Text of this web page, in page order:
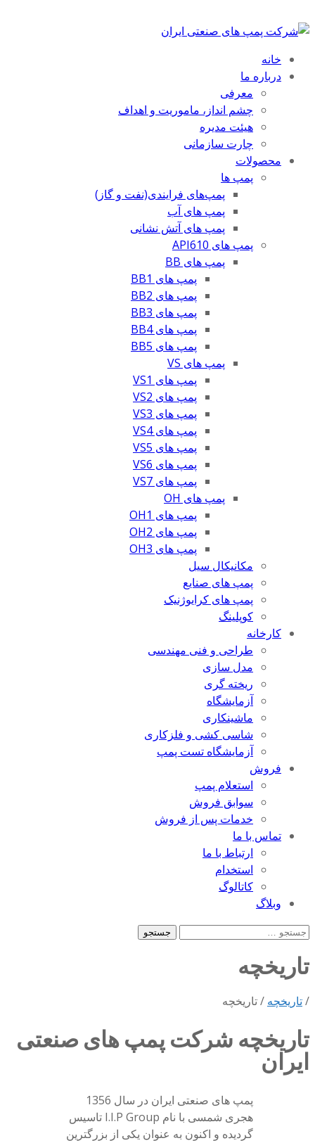
خانه
درباره ما
معرفی
چشم انداز، ماموریت و اهداف
هیئت مدیره
چارت سازمانی
محصولات
پمپ ها
پمپ‌های فرایندی(نفت و گاز)
پمپ های آب
پمپ های آتش نشانی
پمپ های API610
پمپ های BB
پمپ های BB1
پمپ های BB2
پمپ های BB3
پمپ های BB4
پمپ های BB5
پمپ های VS
پمپ های VS1
پمپ های VS2
پمپ های VS3
پمپ های VS4
پمپ های VS5
پمپ های VS6
پمپ های VS7
پمپ های OH
پمپ های OH1
پمپ های OH2
پمپ های OH3
مکانیکال سیل
پمپ های صنایع
پمپ های کرایوژنیک
کوپلینگ
کارخانه
طراحی و فنی مهندسی
مدل سازی
ریخته گری
آزمایشگاه
ماشینکاری
شاسی کشی و فلزکاری
آزمایشگاه تست پمپ
فروش
استعلام پمپ
سوابق فروش
خدمات پس از فروش
تماس با ما
ارتباط با ما
استخدام
کاتالوگ
وبلاگ
جستجو
تاریخچه
/تاریخچه /تاریخچه
تاریخچه شرکت پمپ های صنعتی
ایران
پمپ های صنعتی ایران در سال 1356
هجری شمسی با نام I.I.P Group تاسیس
گردیده و اکنون به عنوان یکی از بزرگترین